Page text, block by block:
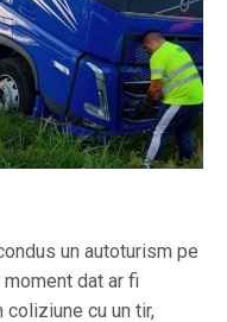
un autoturism pe
moment dat ar fi
coliziune cu un tir,